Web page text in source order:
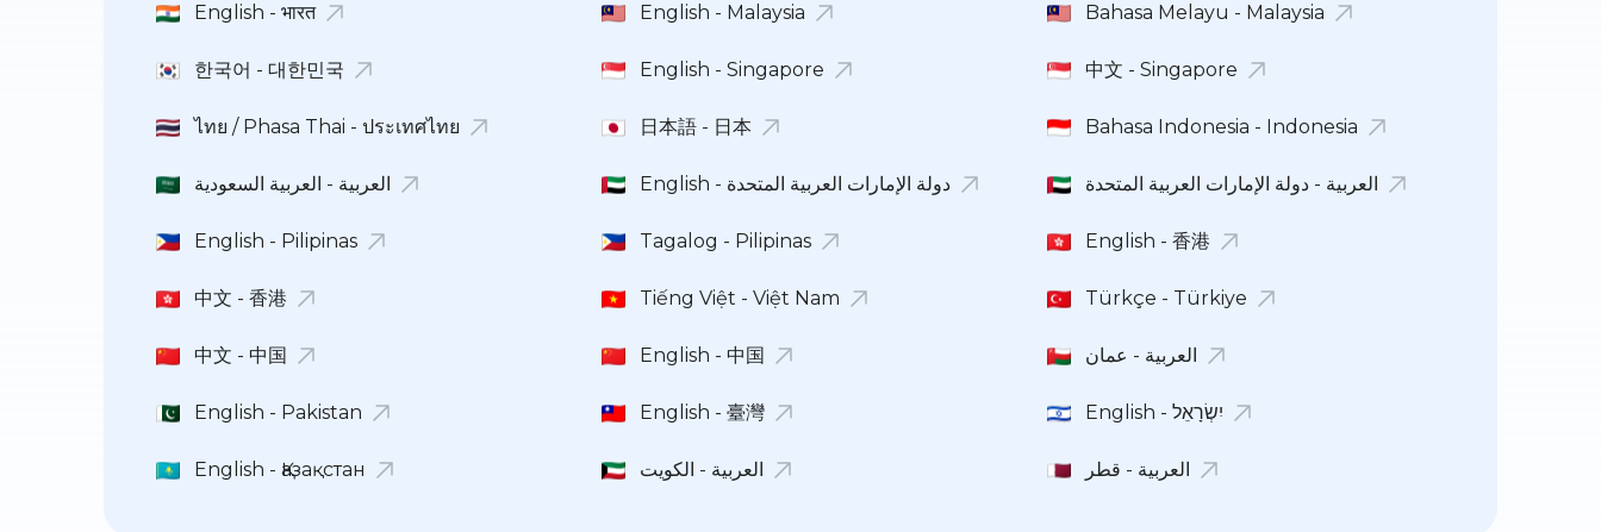
English - भारत English - Malaysia Bahasa Melayu - Malaysia
한국어 - 대한민국 English - Singapore 中文 - Singapore
ไทย / Phasa Thai - ประเทศไทย 日本語 - 日本 Bahasa Indonesia - Indonesia
العربية - العربية السعودية English - دولة الإمارات العربية المتحدة العربية - دولة الإمارات العربية المتحدة
English - Pilipinas Tagalog - Pilipinas English - 香港
中文 - 香港 Tiếng Việt - Việt Nam Türkçe - Türkiye
中文 - 中国 English - 中国 العربية - عمان
English - Pakistan English - 臺灣 English - יִשְׂרָאֵל
English - Қазақстан العربية - الكويت العربية - قطر